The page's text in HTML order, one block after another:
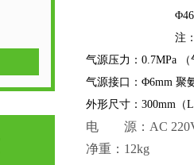
注：其他尺
气源压力：0.7MPa
气源接口：Φ6mm 聚
外形尺寸：300mm（
电 源：AC
净重：12kg